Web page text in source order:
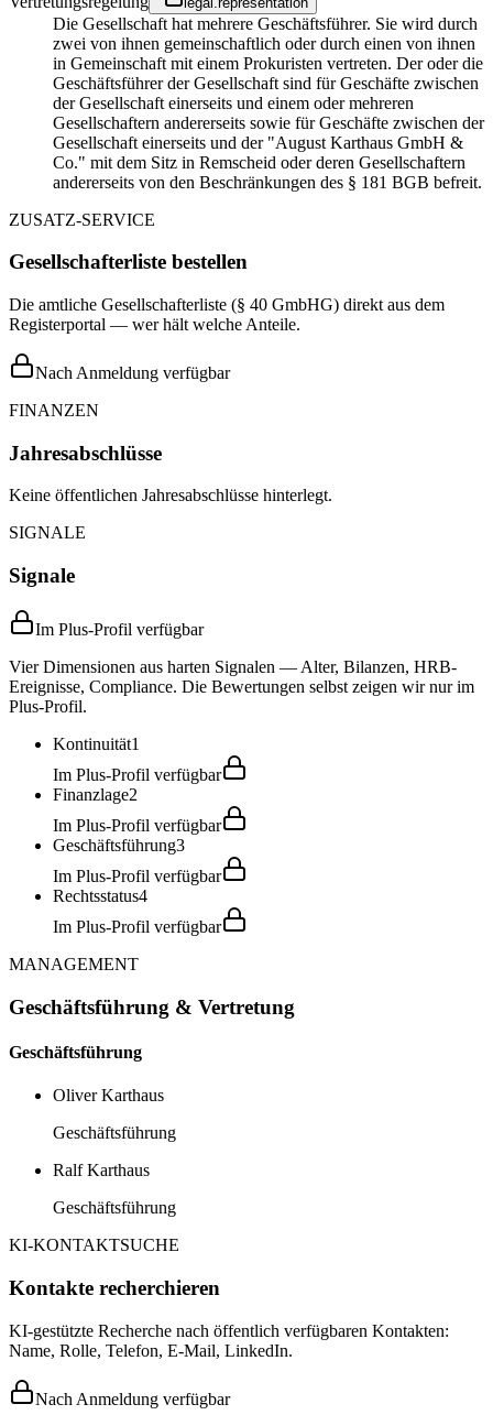
Die Gesellschaft hat mehrere Geschäftsführer. Sie wird durch
zwei von ihnen gemeinschaftlich oder durch einen von ihnen
in Gemeinschaft mit einem Prokuristen vertreten. Der oder die
Geschäftsführer der Gesellschaft sind für Geschäfte zwischen
der Gesellschaft einerseits und einem oder mehreren
Gesellschaftern andererseits sowie für Geschäfte zwischen der
Gesellschaft einerseits und der "August Karthaus GmbH &
Co." mit dem Sitz in Remscheid oder deren Gesellschaftern
andererseits von den Beschränkungen des § 181 BGB befreit.
ZUSATZ-SERVICE
Gesellschafterliste bestellen
Die amtliche Gesellschafterliste (§ 40 GmbHG) direkt aus dem
Registerportal — wer hält welche Anteile.
Nach Anmeldung verfügbar
FINANZEN
Jahresabschlüsse
Keine öffentlichen Jahresabschlüsse hinterlegt.
SIGNALE
Signale
Im Plus-Profil verfügbar
Vier Dimensionen aus harten Signalen — Alter, Bilanzen, HRB-
Ereignisse, Compliance. Die Bewertungen selbst zeigen wir nur im
Plus-Profil.
Kontinuität1
Im Plus-Profil verfügbar
Finanzlage2
Im Plus-Profil verfügbar
Geschäftsführung3
Im Plus-Profil verfügbar
Rechtsstatus4
Im Plus-Profil verfügbar
MANAGEMENT
Geschäftsführung & Vertretung
Geschäftsführung
Oliver Karthaus
Geschäftsführung
Ralf Karthaus
Geschäftsführung
KI-KONTAKTSUCHE
Kontakte recherchieren
KI-gestützte Recherche nach öffentlich verfügbaren Kontakten:
Name, Rolle, Telefon, E-Mail, LinkedIn.
Nach Anmeldung verfügbar